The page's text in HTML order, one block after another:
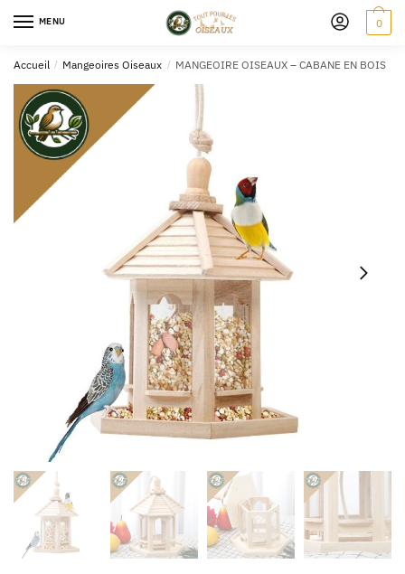
MENU 0
Accueil / Mangeoires Oiseaux / MANGEOIRE OISEAUX – CABANE EN BOIS